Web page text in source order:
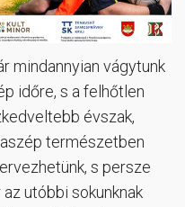
mindannyian vágytunk
időre, s a felhőtlen
évszak,
természetben
s persze
utóbbi sokunknak